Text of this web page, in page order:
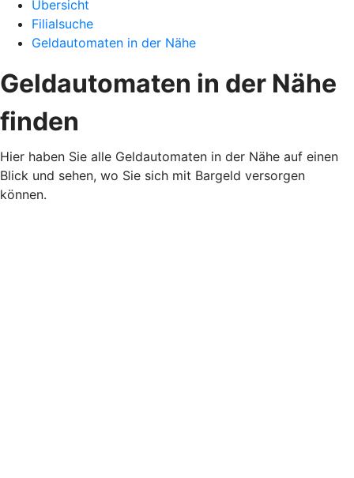
Übersicht
Filialsuche
Geldautomaten in der Nähe
Geldautomaten in der Nähe
finden
Hier haben Sie alle Geldautomaten in der Nähe auf einen
Blick und sehen, wo Sie sich mit Bargeld versorgen
können.